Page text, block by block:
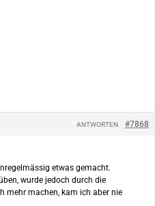
#7868
ANTWORTEN
etwas gemacht.
wurde jedoch durch die
mehr machen, kam ich aber nie